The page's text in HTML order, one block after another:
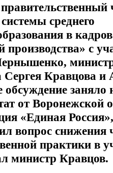
среднего
в
производства» с
Сергея Кравцова и
заняло
от Воронежской
«Единая
вопрос снижения
практики в
министр Кравцов.